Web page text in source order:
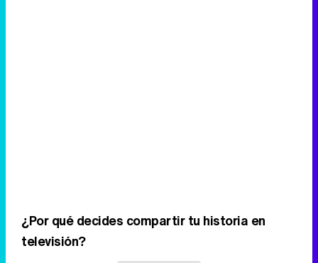
¿Por qué decides compartir tu historia en
televisión?